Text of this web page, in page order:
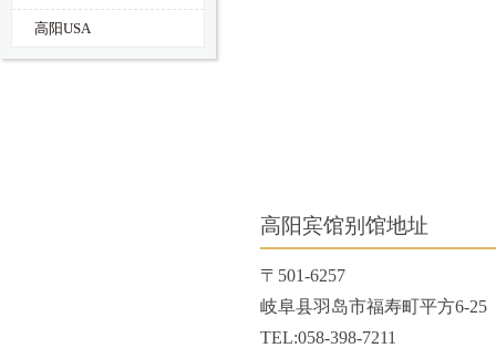
高阳USA
高阳宾馆别馆地址
〒501-6257
岐阜县羽岛市福寿町平方6-25
TEL:058-398-7211